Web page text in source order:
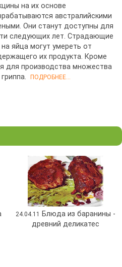
на их основе
австралийскими
Они станут доступны для
следующих лет. Страдающие
яйца могут умереть от
их продукта. Кроме
для производства множества
гриппа.ПОДРОБНЕЕ...
24.04.11
Блюда из баранины -
древний деликатес